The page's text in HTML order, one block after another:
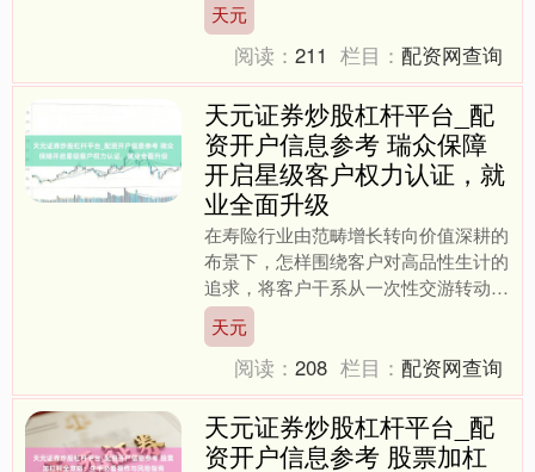
主一年的工资还....
天元
阅读：211 栏目：配资网查询
天元证券炒股杠杆平台_配
资开户信息参考 瑞众保障
开启星级客户权力认证，就
业全面升级
在寿险行业由范畴增长转向价值深耕的
布景下，怎样围绕客户对高品性生计的
追求，将客户干系从一次性交游转动为
持久伴随，正成为市集主体角力的新维
度。瑞世东说念主寿保障有....
天元
阅读：208 栏目：配资网查询
天元证券炒股杠杆平台_配
资开户信息参考 股票加杠